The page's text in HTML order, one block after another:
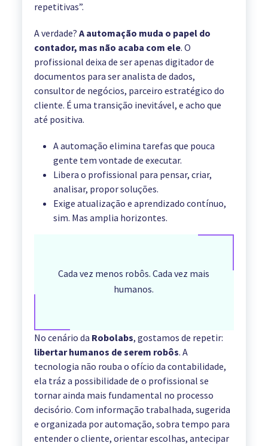
repetitivas”.
A verdade? A automação muda o papel do
contador, mas não acaba com ele. O
profissional deixa de ser apenas digitador de
documentos para ser analista de dados,
consultor de negócios, parceiro estratégico do
cliente. É uma transição inevitável, e acho que
até positiva.
A automação elimina tarefas que pouca
gente tem vontade de executar.
Libera o profissional para pensar, criar,
analisar, propor soluções.
Exige atualização e aprendizado contínuo,
sim. Mas amplia horizontes.
Cada vez menos robôs. Cada vez mais
humanos.
No cenário da Robolabs, gostamos de repetir:
libertar humanos de serem robôs. A
tecnologia não rouba o ofício da contabilidade,
ela tráz a possibilidade de o profissional se
tornar ainda mais fundamental no processo
decisório. Com informação trabalhada, sugerida
e organizada por automação, sobra tempo para
entender o cliente, orientar escolhas, antecipar